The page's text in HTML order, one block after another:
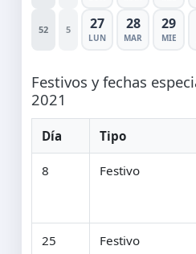
52 5 27
LUN
28
MAR
29
MIE
Festivos y fechas
2021
Día Tipo
8 Festivo
25 Festivo